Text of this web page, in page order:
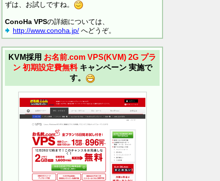
ずは、お試しですね。
ConoHa VPSの詳細については、
http://www.conoha.jp/ へどうぞ。
KVM採用 お名前.com VPS(KVM) 2G プラ
ン 初期設定費無料 キャンペーン 実施で
す。